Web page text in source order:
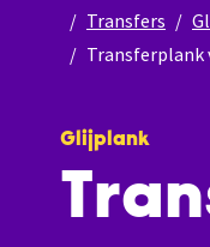
Transfers
Transferplank
Glijplank